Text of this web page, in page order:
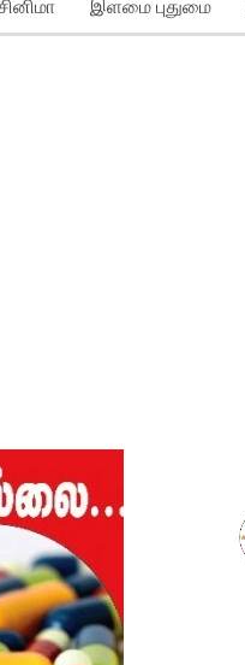
இளமை புதுமை